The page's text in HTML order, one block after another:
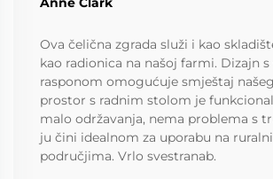
Ova čelična zgrada služi i kao
kao radionica na našoj farmi. Dizajn
rasponom omogućuje smještaj
prostor s radnim stolom je
malo održavanja, nema problema s
ju čini idealnom za uporabu na
područjima. Vrlo svestranab.